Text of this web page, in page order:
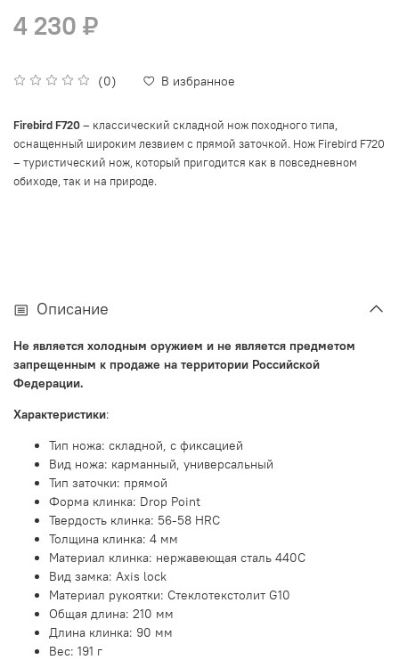
(0) В избранное
4 230 ₽
Firebird F720– классический складной нож походного типа,
оснащенный широким лезвием с прямой заточкой. Нож Firebird F720
– туристический нож, который пригодится как в повседневном
обиходе, так и на природе.
Описание
Не является холодным оружием и не является предметом
запрещенным к продаже на территории Российской
Федерации.
Характеристики:
Тип ножа: складной, с фиксацией
Вид ножа: карманный, универсальный
Тип заточки: прямой
Форма клинка: Drop Point
Твердость клинка: 56-58 HRC
Толщина клинка: 4 мм
Материал клинка: нержавеющая сталь 440C
Вид замка: Axis lock
Материал рукоятки: Стеклотекстолит G10
Общая длина: 210 мм
Длина клинка: 90 мм
Вес: 191 г